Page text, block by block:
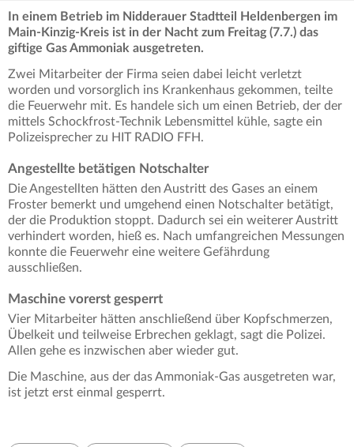
In einem Betrieb im Nidderauer Stadtteil Heldenbergen im
Main-Kinzig-Kreis ist in der Nacht zum Freitag (7.7.) das
giftige Gas Ammoniak ausgetreten.
Zwei Mitarbeiter der Firma seien dabei leicht verletzt
worden und vorsorglich ins Krankenhaus gekommen, teilte
die Feuerwehr mit. Es handele sich um einen Betrieb, der der
mittels Schockfrost-Technik Lebensmittel kühle, sagte ein
Polizeisprecher zu HIT RADIO FFH.
Angestellte betätigen Notschalter
Die Angestellten hätten den Austritt des Gases an einem
Froster bemerkt und umgehend einen Notschalter betätigt,
der die Produktion stoppt. Dadurch sei ein weiterer Austritt
verhindert worden, hieß es. Nach umfangreichen Messungen
konnte die Feuerwehr eine weitere Gefährdung
ausschließen.
Maschine vorerst gesperrt
Vier Mitarbeiter hätten anschließend über Kopfschmerzen,
Übelkeit und teilweise Erbrechen geklagt, sagt die Polizei.
Allen gehe es inzwischen aber wieder gut.
Die Maschine, aus der das Ammoniak-Gas ausgetreten war,
ist jetzt erst einmal gesperrt.